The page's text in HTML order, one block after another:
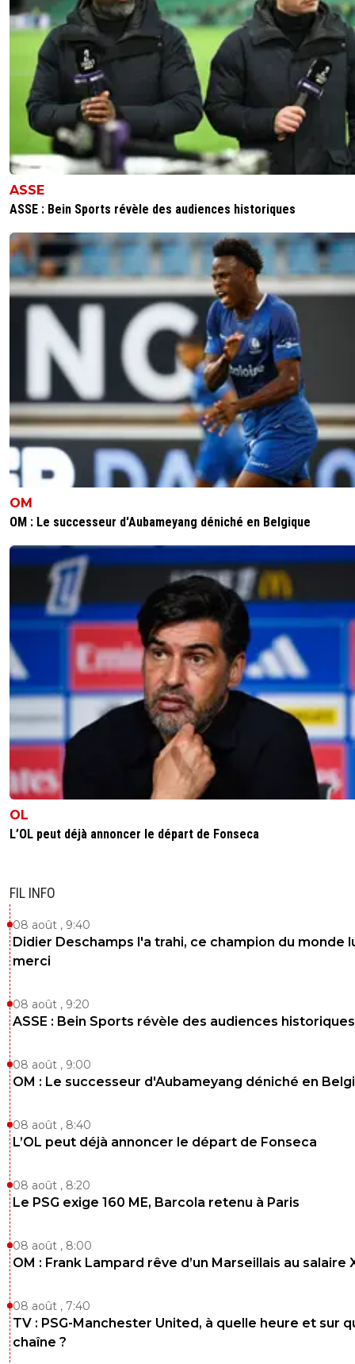
mopi69 12 mai 2026 à 14:42 1300
pas le même prix non plus
1+ Répondre
leogets 12 mai 2026 à 9:53
lui je prend direct
Répondre
ASSE
ASSE : Bein Sports révèle des audiences historiques
OM
OM : Le successeur d'Aubameyang déniché en Belgique
OL
L’OL peut déjà annoncer le départ de Fonseca
FIL INFO
08 août , 9:40
Didier Deschamps l'a trahi, ce champion du monde
merci
08 août , 9:20
ASSE : Bein Sports révèle des audiences historiques
08 août , 9:00
OM : Le successeur d'Aubameyang déniché en
08 août , 8:40
L’OL peut déjà annoncer le départ de Fonseca
08 août , 8:20
Le PSG exige 160 ME, Barcola retenu à Paris
08 août , 8:00
OM : Frank Lampard rêve d’un Marseillais au salaire
08 août , 7:40
TV : PSG-Manchester United, à quelle heure et sur
chaîne ?